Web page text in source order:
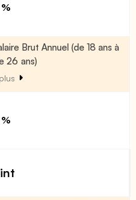
Brut Annuel (de 18 ans à
26 ans)